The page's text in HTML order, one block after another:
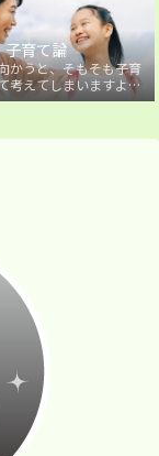
子育て論
かうと、そもそも子育
考えてしまいますよ
学受験に向かうお子様